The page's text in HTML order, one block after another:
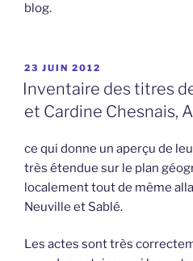
blog.
PUBLIÉ
LE
23 JUIN 2012
Inventaire des titres
et Cardine Chesnais,
ce qui donne un aperçu de
très étendue sur le plan
localement tout de même
Neuville et Sablé.
Les actes sont très